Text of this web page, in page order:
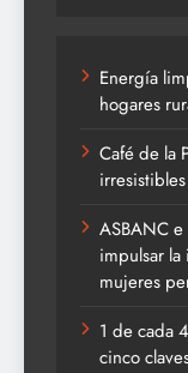
Energía
hogares
Café de la
ASBANC
impulsar
mujeres
1 de cada
cinco